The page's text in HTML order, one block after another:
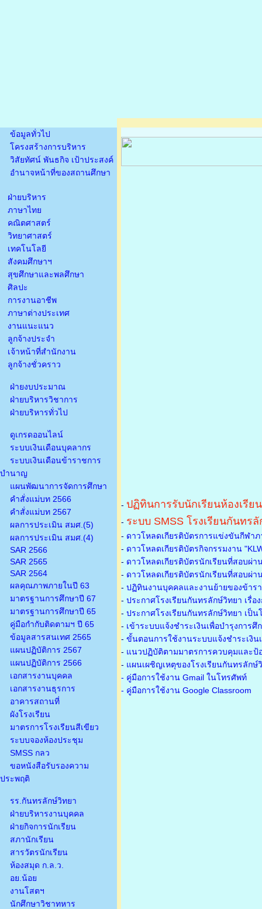
ข้อมูลทั่วไป
โครงสร้างการบริหาร
วิสัยทัศน์ พันธกิจ เป้าประสงค์
อำนาจหน้าที่ของสถานศึกษา
ฝ่ายบริหาร
ภาษาไทย
คณิตศาสตร์
วิทยาศาสตร์
เทคโนโลยี
สังคมศึกษาฯ
สุขศึกษาและพลศึกษา
ศิลปะ
การงานอาชีพ
ภาษาต่างประเทศ
งานแนะแนว
ลูกจ้างประจำ
เจ้าหน้าที่สำนักงาน
ลูกจ้างชั่วคราว
ฝ่ายงบประมาณ
ฝ่ายบริหารวิชาการ
ฝ่ายบริหารทั่วไป
ดูเกรดออนไลน์
ระบบเงินเดือนบุคลากร
ระบบเงินเดือนข้าราชการ
บำนาญ
แผนพัฒนาการจัดการศึกษา
คำสั่งแม่บท 2566
คำสั่งแม่บท 2567
ผลการประเมิน สมศ.(5)
ผลการประเมิน สมศ.(4)
SAR 2566
SAR 2565
SAR 2564
ผลคุณภาพภายในปี 63
มาตรฐานการศึกษาปี 67
มาตรฐานการศึกษาปี 65
คู่มือกำกับติดตามฯ ปี 65
ข้อมูลสารสนเทศ 2565
แผนปฏิบัติการ 2567
แผนปฏิบัติการ 2566
เอกสารงานบุคคล
เอกสารงานธุรการ
อาคารสถานที่
ผังโรงเรียน
มาตรการโรงเรียนสีเขียว
ระบบจองห้องประชุม
SMSS กลว
ขอหนังสือรับรองความ
ประพฤติ
รร.กันทรลักษ์วิทยา
ฝ่ายบริหารงานบุคคล
ฝ่ายกิจการนักเรียน
สภานักเรียน
สารวัตรนักเรียน
ห้องสมุด ก.ล.ว.
อย.น้อย
งานโสตฯ
นักศึกษาวิชาทหาร
- ปฏิทินการรับนักเรียนห้องเรีย
- ระบบ SMSS โรงเรียนกันทร
- ดาวโหลดเกียรติบัตรการแข่งขันกีฬา
- ดาวโหลดเกียรติบัตรกิจกรรมงาน
- ดาวโหลดเกียรติบัตรนักเรียนที่สอบผ่
- ดาวโหลดเกียรติบัตรนักเรียนที่สอบผ่
- ปฏิทินงานบุคคลและงานย้ายของข้าร
- ประกาศโรงเรียนกันทรลักษ์วิทยา เรื่
- ประกาศโรงเรียนกันทรลักษ์วิทยา เป็
- เข้าระบบแจ้งชำระเงินเพื่อบำรุงการศึ
- ขั้นตอนการใช้งานระบบแจ้งชำระเงิน
- แนวปฏิบัติตามมาตรการควบคุมและป้
- แผนเผชิญเหตุของโรงเรียนกันทรลัก
- คู่มือการใช้งาน Gmail ในโทรศัพท์
- คู่มือการใช้งาน Google Classroom